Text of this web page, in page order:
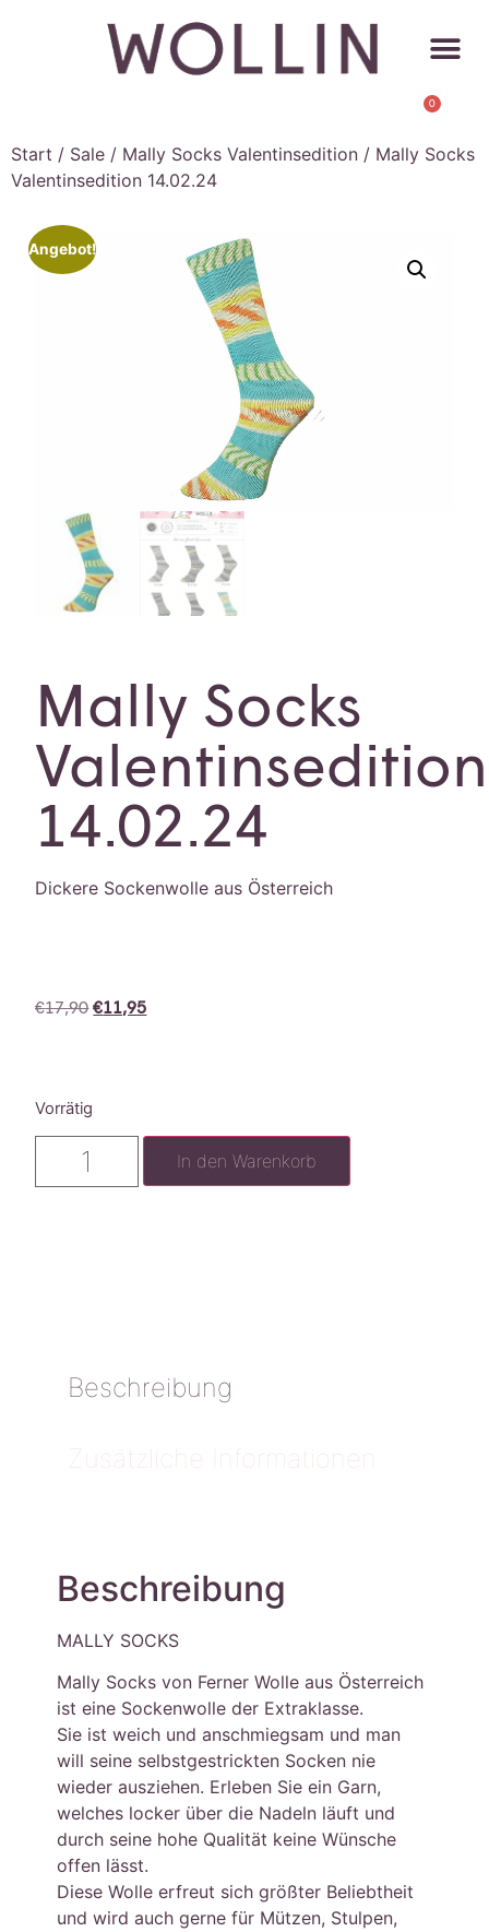
0
Start / Sale / Mally Socks Valentinsedition / Mally Socks
Valentinsedition 14.02.24
Angebot!
Mally Socks
Valentinsedition
14.02.24
Dickere Sockenwolle aus Österreich
€17,90 €11,95
Vorrätig
In den Warenkorb
Beschreibung
Zusätzliche Informationen
Beschreibung
MALLY SOCKS
Mally Socks von Ferner Wolle aus Österreich
ist eine Sockenwolle der Extraklasse.
Sie ist weich und anschmiegsam und man
will seine selbstgestrickten Socken nie
wieder ausziehen. Erleben Sie ein Garn,
welches locker über die Nadeln läuft und
durch seine hohe Qualität keine Wünsche
offen lässt.
Diese Wolle erfreut sich größter Beliebtheit
und wird auch gerne für Mützen, Stulpen,